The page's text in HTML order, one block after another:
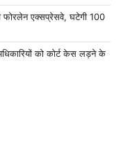
फोरलेन एक्सप्रेसवे, घटेगी 100
को कोर्ट केस लड़ने के